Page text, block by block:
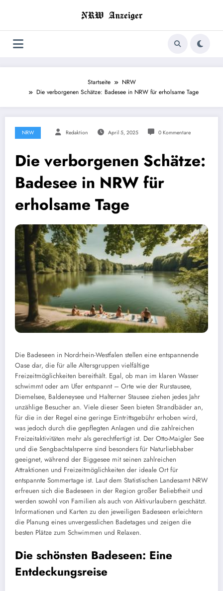
Startseite
NRW
Die verborgenen Schätze: Badesee in NRW für erholsame Tage
NRW Redaktion April 5, 2025 0 Kommentare
Die verborgenen Schätze:
Badesee in NRW für
erholsame Tage
Die Badeseen in Nordrhein-Westfalen stellen eine entspannende
Oase dar, die für alle Altersgruppen vielfältige
Freizeitmöglichkeiten bereithält. Egal, ob man im klaren Wasser
schwimmt oder am Ufer entspannt – Orte wie der Rurstausee,
Diemelsee, Baldeneysee und Halterner Stausee ziehen jedes Jahr
unzählige Besucher an. Viele dieser Seen bieten Strandbäder an,
für die in der Regel eine geringe Eintrittsgebühr erhoben wird,
was jedoch durch die gepflegten Anlagen und die zahlreichen
Freizeitaktivitäten mehr als gerechtfertigt ist. Der Otto-Maigler See
und die Sengbachtalsperre sind besonders für Naturliebhaber
geeignet, während der Biggesee mit seinen zahlreichen
Attraktionen und Freizeitmöglichkeiten der ideale Ort für
entspannte Sommertage ist. Laut dem Statistischen Landesamt NRW
erfreuen sich die Badeseen in der Region großer Beliebtheit und
werden sowohl von Familien als auch von Aktivurlaubern geschätzt.
Informationen und Karten zu den jeweiligen Badeseen erleichtern
die Planung eines unvergesslichen Badetages und zeigen die
besten Plätze zum Schwimmen und Relaxen.
Die schönsten Badeseen: Eine
Entdeckungsreise